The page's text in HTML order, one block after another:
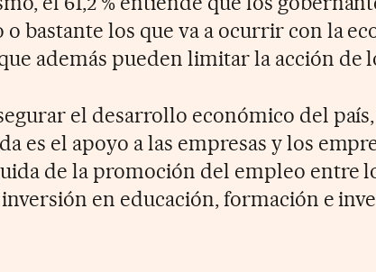
o bastante los que va a ocurrir con la
además pueden limitar la acción de
el desarrollo económico del
es el apoyo a las empresas y los
de la promoción del empleo entre
inversión en educación, formación e